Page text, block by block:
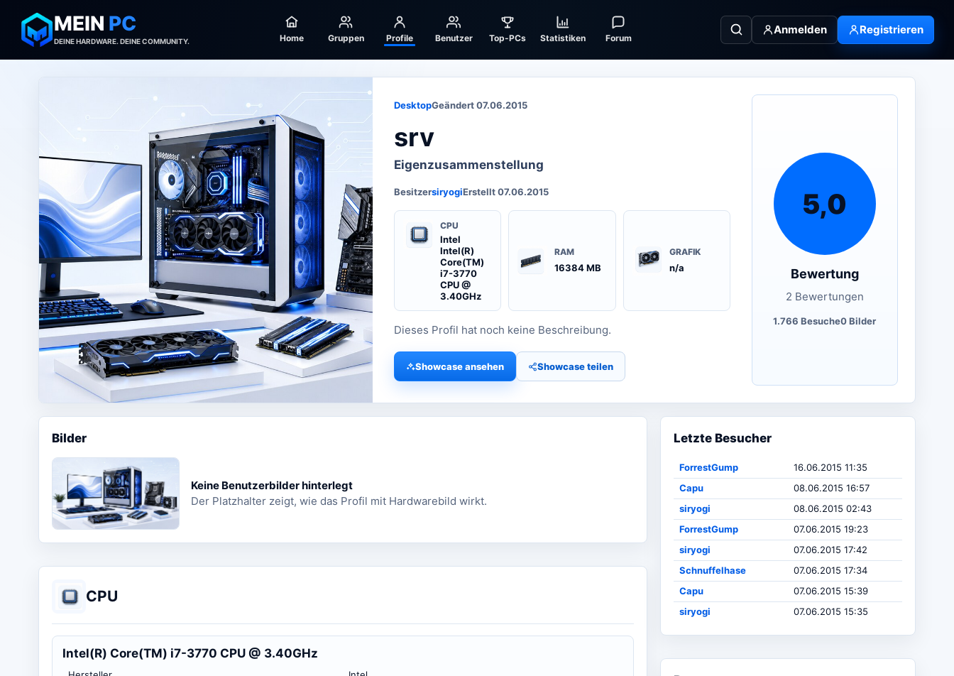
MEIN PC
DEINE HARDWARE. DEINE COMMUNITY. Home Gruppen Profile Benutzer Top-PCs Statistiken Forum
Anmelden Registrieren
DesktopGeändert 07.06.2015
srv
Eigenzusammenstellung
BesitzersiryogiErstellt 07.06.2015
CPU
Intel
Intel(R)
Core(TM)
i7-3770
CPU @
3.40GHz
RAM
16384 MB
GRAFIK
n/a
Dieses Profil hat noch keine Beschreibung.
Showcase ansehen Showcase teilen
5,0
Bewertung
2 Bewertungen
1.766 Besuche0 Bilder
Bilder
Keine Benutzerbilder hinterlegt
Der Platzhalter zeigt, wie das Profil mit Hardwarebild wirkt.
CPU
Intel(R) Core(TM) i7-3770 CPU @ 3.40GHz
Letzte Besucher
ForrestGump
16.06.2015 11:35
Capu
08.06.2015 16:57
siryogi
08.06.2015 02:43
ForrestGump
07.06.2015 19:23
siryogi
07.06.2015 17:42
Schnuffelhase
07.06.2015 17:34
Capu
07.06.2015 15:39
siryogi
07.06.2015 15:35